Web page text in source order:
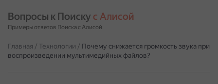
Вопросы к Поиску с Алисой
Примеры ответов Поиска с Алисой
Главная / Технологии / Почему снижается громкость звука при
воспроизведении мультимедийных файлов?